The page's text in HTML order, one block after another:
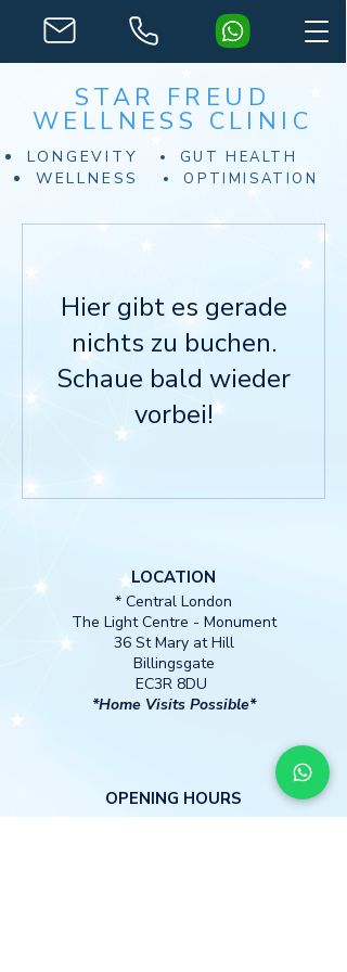
STAR FREUD
WELLNESS CLINIC
LONGEVITY GUT HEALTH
WELLNESS OPTIMISATION
Hier gibt es gerade
nichts zu buchen.
Schaue bald wieder
vorbei!
LOCATION
* Central London
The Light Centre - Monument
36 St Mary at Hill
Billingsgate
EC3R 8DU
*Home Visits Possible*
OPENING HOURS
MON I WED I THURS